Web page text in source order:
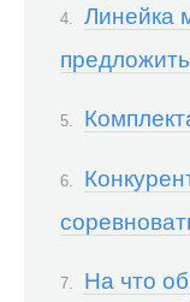
Линейка
На что